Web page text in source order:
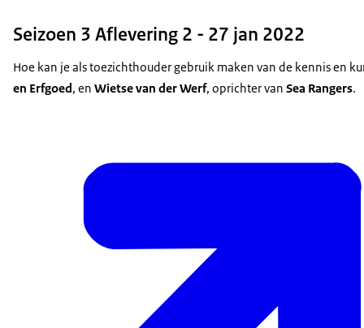
Seizoen 3 Aflevering 2 - 27 jan 2022
Hoe kan je als toezichthouder gebruik maken van de kennis en
en Erfgoed , en Wietse van der Werf, oprichter van Sea Rangers.